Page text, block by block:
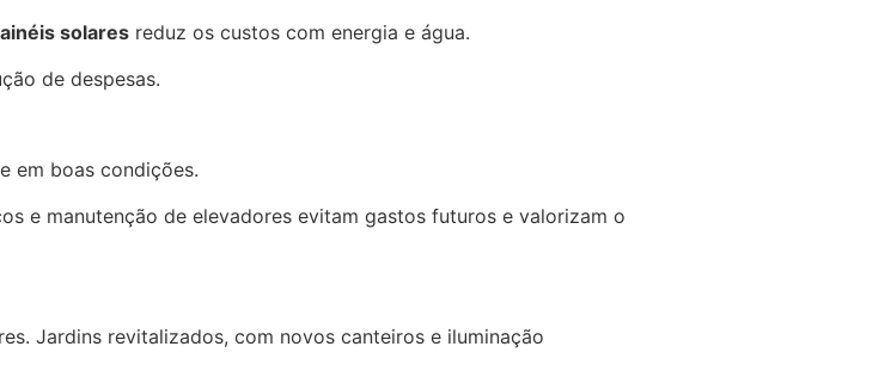
solares reduz os custos com energia e água.
de despesas.
em boas condições.
e manutenção de elevadores evitam gastos futuros e valorizam o
Jardins revitalizados, com novos canteiros e iluminação